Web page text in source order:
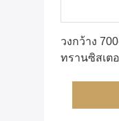
วงกว้าง
ทรานซิสเต